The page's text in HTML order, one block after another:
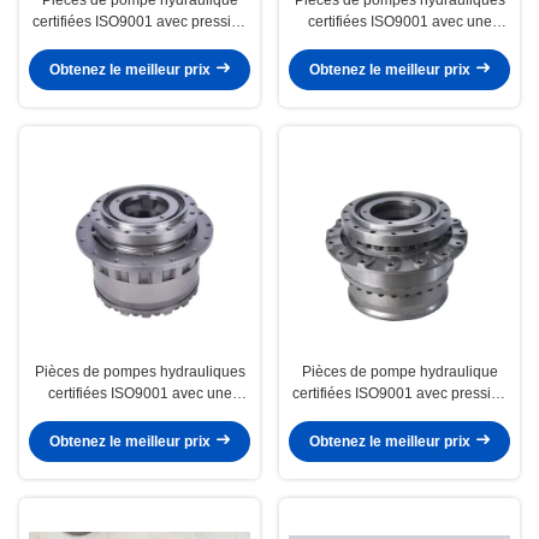
certifiées ISO9001 avec pression
déplacement CAT E325B
Obtenez le meilleur prix
certifiées ISO9001 avec une
pour les balances CAT
Obtenez le meilleur prix
Pièces de pompes hydrauliques
certifiées ISO9001 avec une
pour l'assemblage final de
l'entraînement de voyage CAT
Obtenez le meilleur prix
Pièces de pompe hydraulique
certifiées ISO9001 avec pression
l'assemblage de réducteur final
CAT E320D2/E320E
Obtenez le meilleur prix